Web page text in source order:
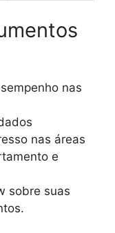
nas
nas áreas
e
sobre suas